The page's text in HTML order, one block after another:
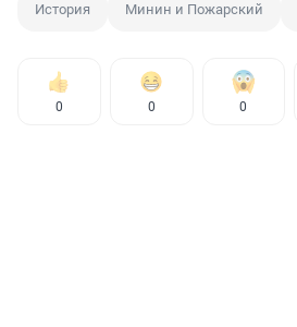
История Минин и Пожарский
0 0 0